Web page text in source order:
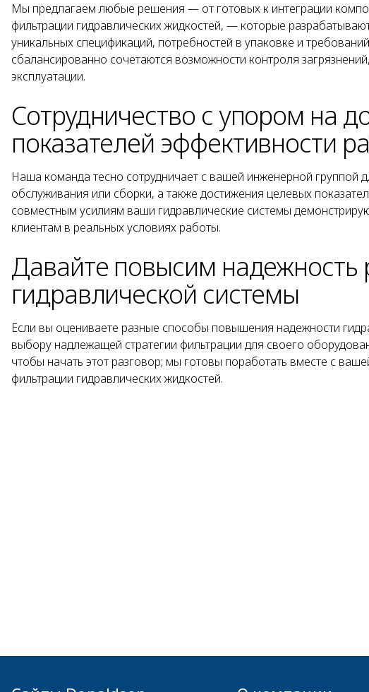
Мы предлагаем любые решения — от готовых к интеграции
фильтрации гидравлических жидкостей, — которые
уникальных спецификаций, потребностей в упаковке и
сбалансированно сочетаются возможности контроля
эксплуатации.
Сотрудничество с упором на
показателей эффективности
Наша команда тесно сотрудничает с вашей инженерной группой
обслуживания или сборки, а также достижения целевых
совместным усилиям ваши гидравлические системы
клиентам в реальных условиях работы.
Давайте повысим
гидравлической системы
Если вы оцениваете разные способы повышения надежности
выбору надлежащей стратегии фильтрации для своего
чтобы начать этот разговор; мы готовы поработать вместе с
фильтрации гидравлических жидкостей.